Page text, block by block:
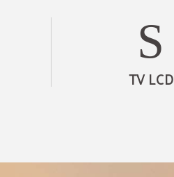
TV LCD